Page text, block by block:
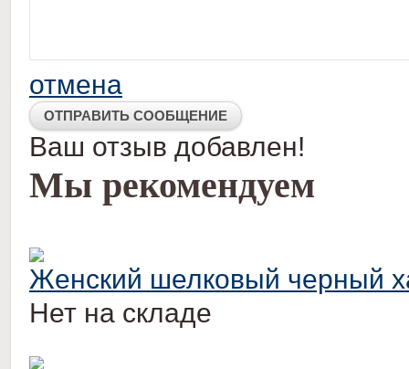
отмена
Ваш отзыв добавлен!
Мы рекомендуем
Женский шелковый черный
Нет на складе